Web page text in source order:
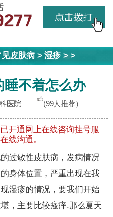
见皮肤病 >湿疹> >
睡不着怎么办
医院 (99人推荐）
开通网上在线咨询挂号服
线沟通。
敏性皮肤病，发病情况
身体位置，严重出现在我
湿疹的情况，要我们开始
，主要比较瘙痒.那么夏天